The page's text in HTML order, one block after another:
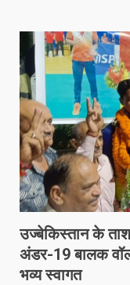
उज्बेकिस्तान के
अंडर-19 बालक
भव्य स्वागत